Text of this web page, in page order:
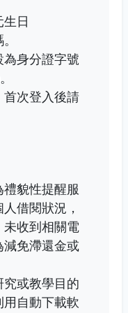
日
身分證字號
首次登入後請
貌性提醒服
借閱狀況，
未收到相關電
減免滯還金或
究或教學目的
自動下載軟